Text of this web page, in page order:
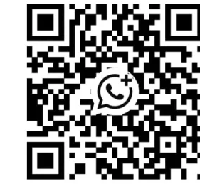
Sungrow
Victron Energy
Acumulatori
BYD Battery
HVM
LVS
Deye
Enphase